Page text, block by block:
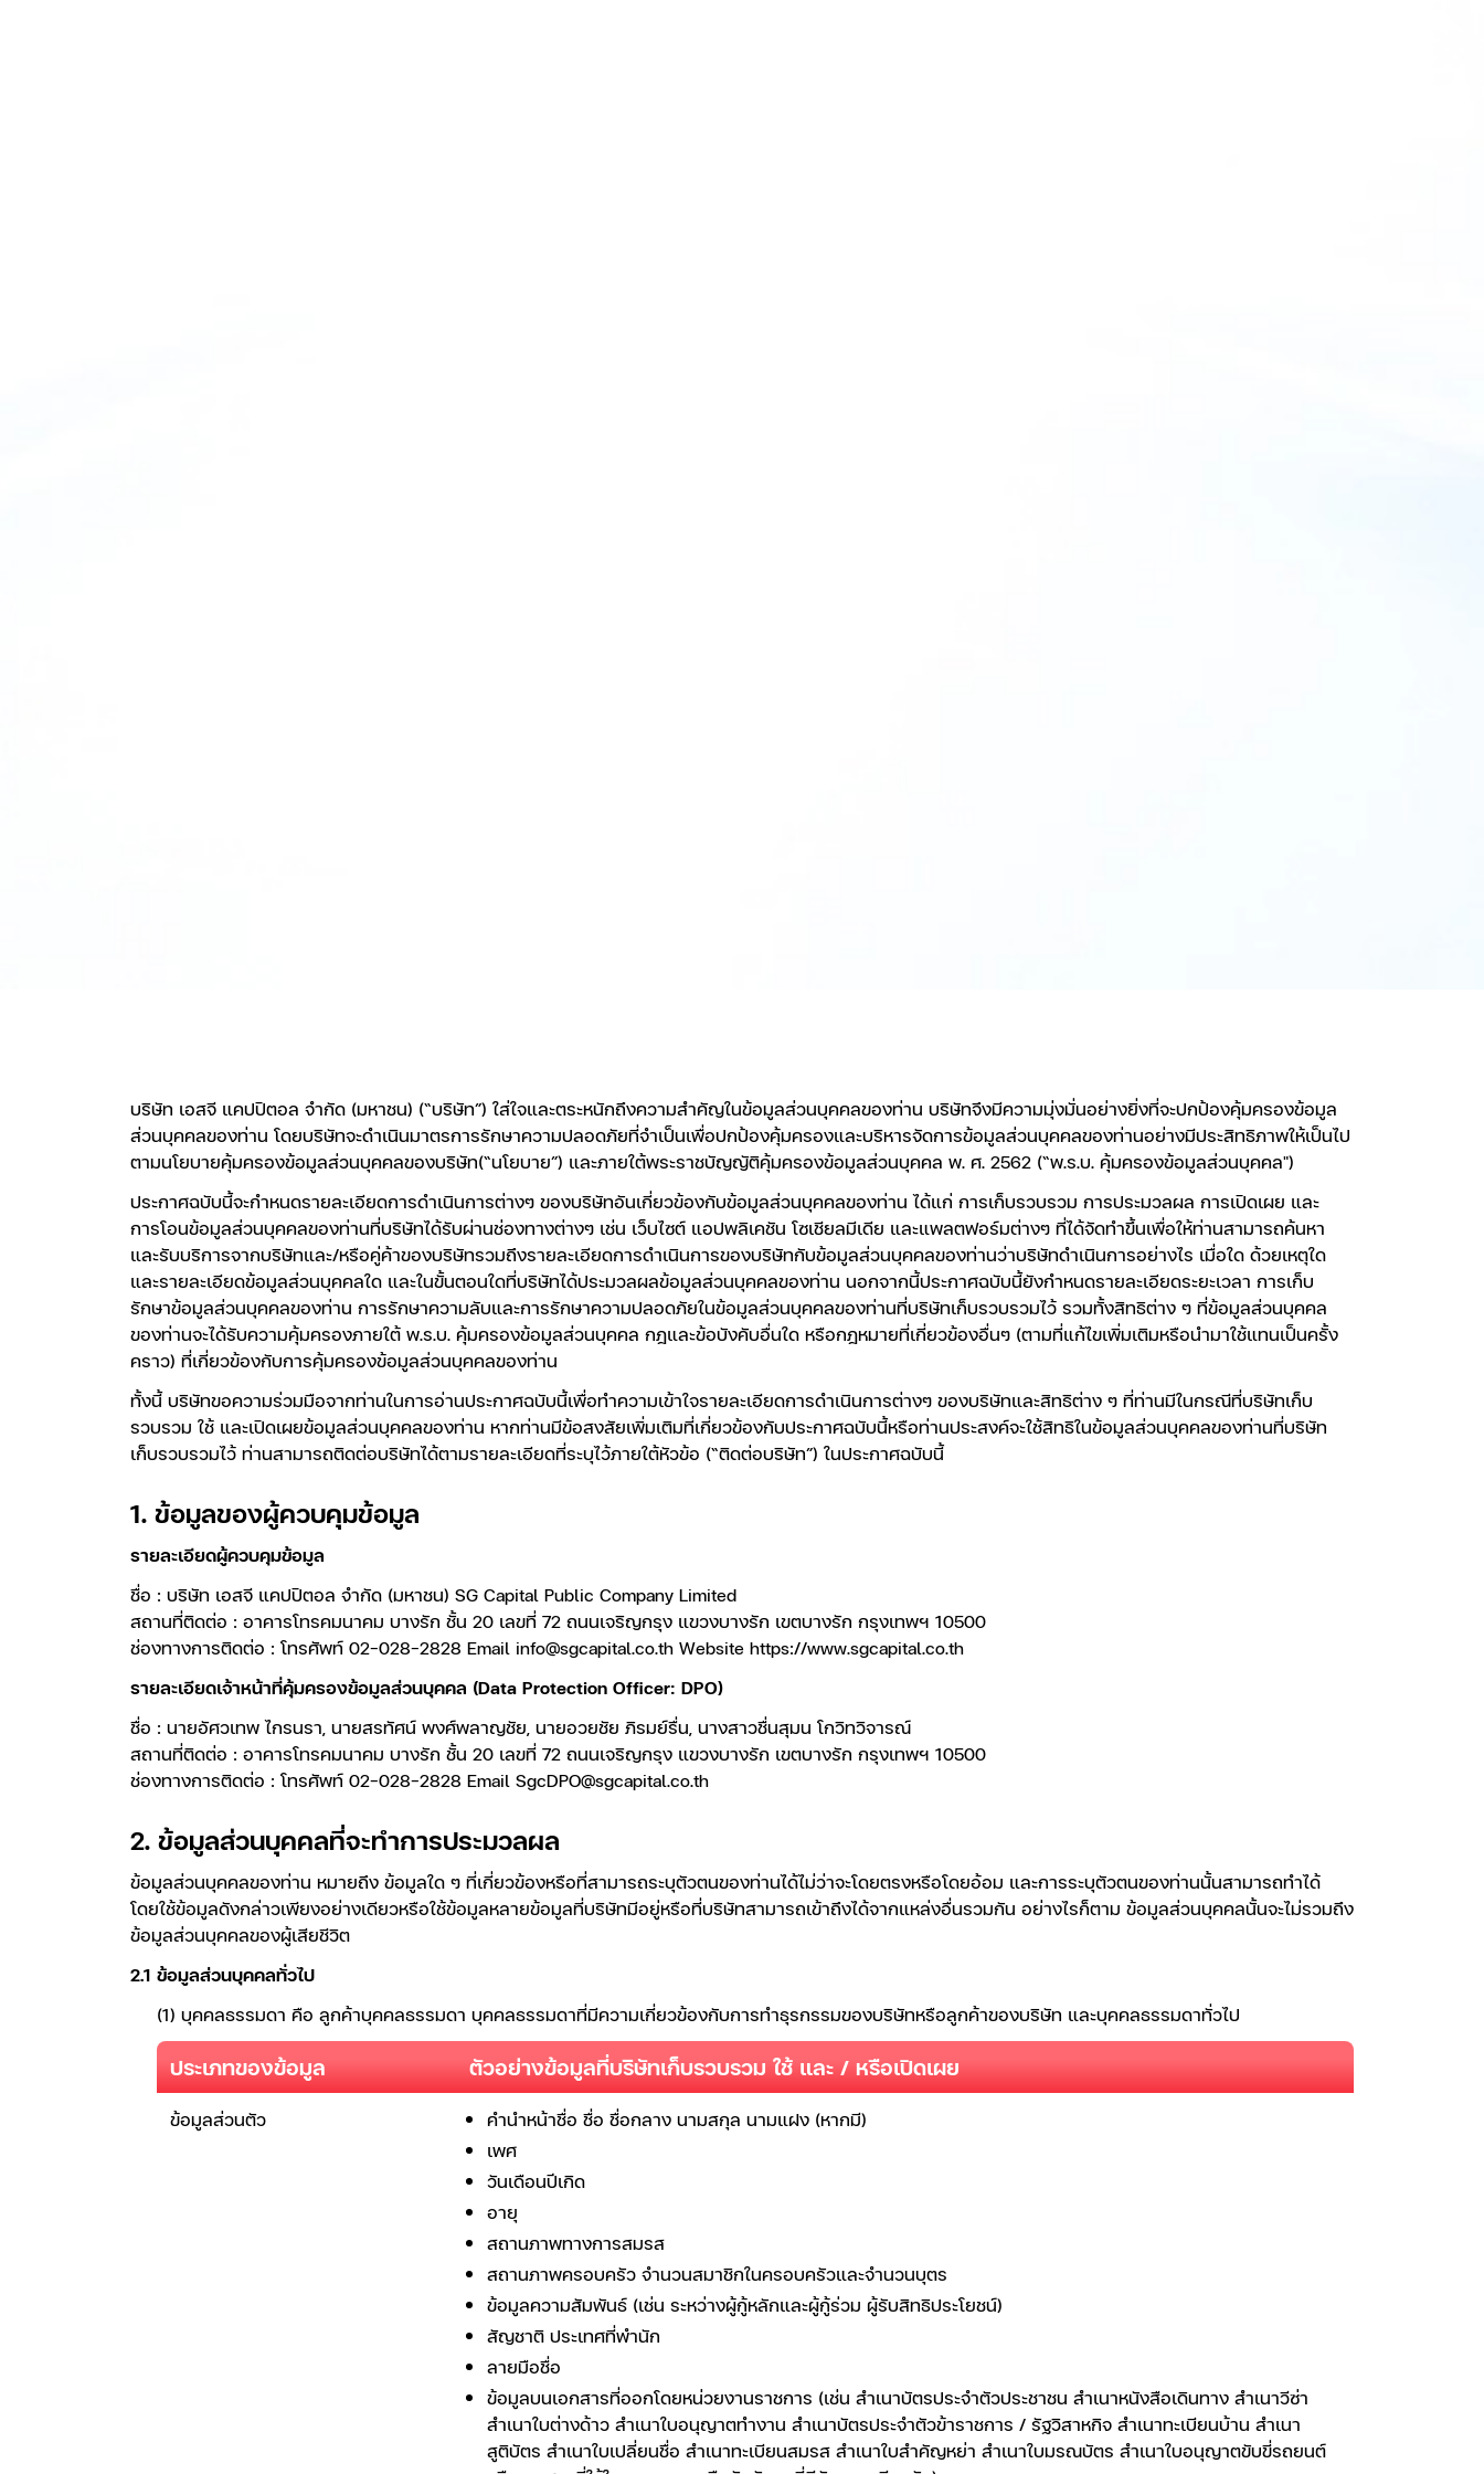
บริษัท เอสจี แคปปิตอล จำกัด (มหาชน) (“บริษัท”) ใส่ใจและตระหนักถึงความสำคัญในข้อมูลส่วนบุคคลของท่าน บริษัทจึงมีความมุ่งมั่นอย่างยิ่งที่จะปกป้องคุ้มครองข้อมูล
ส่วนบุคคลของท่าน โดยบริษัทจะดำเนินมาตรการรักษาความปลอดภัยที่จําเป็นเพื่อปกป้องคุ้มครองและบริหารจัดการข้อมูลส่วนบุคคลของท่านอย่างมีประสิทธิภาพให้เป็นไป
ตามนโยบายคุ้มครองข้อมูลส่วนบุคคลของบริษัท(“นโยบาย”) และภายใต้พระราชบัญญัติคุ้มครองข้อมูลส่วนบุคคล พ. ศ. 2562 (“พ.ร.บ. คุ้มครองข้อมูลส่วนบุคคล")
ประกาศฉบับนี้จะกำหนดรายละเอียดการดำเนินการต่างๆ ของบริษัทอันเกี่ยวข้องกับข้อมูลส่วนบุคคลของท่าน ได้แก่ การเก็บรวบรวม การประมวลผล การเปิดเผย และ
การโอนข้อมูลส่วนบุคคลของท่านที่บริษัทได้รับผ่านช่องทางต่างๆ เช่น เว็บไซต์ แอปพลิเคชัน โซเชียลมีเดีย และแพลตฟอร์มต่างๆ ที่ได้จัดทำขึ้นเพื่อให้ท่านสามารถค้นหา
และรับบริการจากบริษัทและ/หรือคู่ค้าของบริษัทรวมถึงรายละเอียดการดำเนินการของบริษัทกับข้อมูลส่วนบุคคลของท่านว่าบริษัทดำเนินการอย่างไร เมื่อใด ด้วยเหตุใด
และรายละเอียดข้อมูลส่วนบุคคลใด และในขั้นตอนใดที่บริษัทได้ประมวลผลข้อมูลส่วนบุคคลของท่าน นอกจากนี้ประกาศฉบับนี้ยังกำหนดรายละเอียดระยะเวลา การเก็บ
รักษาข้อมูลส่วนบุคคลของท่าน การรักษาความลับและการรักษาความปลอดภัยในข้อมูลส่วนบุคคลของท่านที่บริษัทเก็บรวบรวมไว้ รวมทั้งสิทธิต่าง ๆ ที่ข้อมูลส่วนบุคคล
ของท่านจะได้รับความคุ้มครองภายใต้ พ.ร.บ. คุ้มครองข้อมูลส่วนบุคคล กฎและข้อบังคับอื่นใด หรือกฎหมายที่เกี่ยวข้องอื่นๆ (ตามที่แก้ไขเพิ่มเติมหรือนำมาใช้แทนเป็นครั้ง
คราว) ที่เกี่ยวข้องกับการคุ้มครองข้อมูลส่วนบุคคลของท่าน
ทั้งนี้ บริษัทขอความร่วมมือจากท่านในการอ่านประกาศฉบับนี้เพื่อทำความเข้าใจรายละเอียดการดำเนินการต่างๆ ของบริษัทและสิทธิต่าง ๆ ที่ท่านมีในกรณีที่บริษัทเก็บ
รวบรวม ใช้ และเปิดเผยข้อมูลส่วนบุคคลของท่าน หากท่านมีข้อสงสัยเพิ่มเติมที่เกี่ยวข้องกับประกาศฉบับนี้หรือท่านประสงค์จะใช้สิทธิในข้อมูลส่วนบุคคลของท่านที่บริษัท
เก็บรวบรวมไว้ ท่านสามารถติดต่อบริษัทได้ตามรายละเอียดที่ระบุไว้ภายใต้หัวข้อ (“ติดต่อบริษัท”) ในประกาศฉบับนี้
1. ข้อมูลของผู้ควบคุมข้อมูล
รายละเอียดผู้ควบคุมข้อมูล
ชื่อ : บริษัท เอสจี แคปปิตอล จำกัด (มหาชน) SG Capital Public Company Limited
สถานที่ติดต่อ : อาคารโทรคมนาคม บางรัก ชั้น 20 เลขที่ 72 ถนนเจริญกรุง แขวงบางรัก เขตบางรัก กรุงเทพฯ 10500
ช่องทางการติดต่อ : โทรศัพท์ 02-028-2828 Email info@sgcapital.co.th Website https://www.sgcapital.co.th
รายละเอียดเจ้าหน้าที่คุ้มครองข้อมูลส่วนบุคคล (Data Protection Officer: DPO)
ชื่อ : นายอัศวเทพ ไกรนรา, นายสรทัศน์ พงศ์พลาญชัย, นายอวยชัย ภิรมย์รื่น, นางสาวชื่นสุมน โกวิทวิจารณ์
สถานที่ติดต่อ : อาคารโทรคมนาคม บางรัก ชั้น 20 เลขที่ 72 ถนนเจริญกรุง แขวงบางรัก เขตบางรัก กรุงเทพฯ 10500
ช่องทางการติดต่อ : โทรศัพท์ 02-028-2828 Email SgcDPO@sgcapital.co.th
2. ข้อมูลส่วนบุคคลที่จะทำการประมวลผล
ข้อมูลส่วนบุคคลของท่าน หมายถึง ข้อมูลใด ๆ ที่เกี่ยวข้องหรือที่สามารถระบุตัวตนของท่านได้ไม่ว่าจะโดยตรงหรือโดยอ้อม และการระบุตัวตนของท่านนั้นสามารถทำได้
โดยใช้ข้อมูลดังกล่าวเพียงอย่างเดียวหรือใช้ข้อมูลหลายข้อมูลที่บริษัทมีอยู่หรือที่บริษัทสามารถเข้าถึงได้จากแหล่งอื่นรวมกัน อย่างไรก็ตาม ข้อมูลส่วนบุคคลนั้นจะไม่รวมถึง
ข้อมูลส่วนบุคคลของผู้เสียชีวิต
2.1 ข้อมูลส่วนบุคคลทั่วไป
(1) บุคคลธรรมดา คือ ลูกค้าบุคคลธรรมดา บุคคลธรรมดาที่มีความเกี่ยวข้องกับการทำธุรกรรมของบริษัทหรือลูกค้าของบริษัท และบุคคลธรรมดาทั่วไป
ประเภทของข้อมูล ตัวอย่างข้อมูลที่บริษัทเก็บรวบรวม ใช้ และ / หรือเปิดเผย
ข้อมูลส่วนตัว
คำนำหน้าชื่อ ชื่อ ชื่อกลาง นามสกุล นามแฝง (หากมี)
เพศ
วันเดือนปีเกิด
อายุ
สถานภาพทางการสมรส
สถานภาพครอบครัว จำนวนสมาชิกในครอบครัวและจำนวนบุตร
ข้อมูลความสัมพันธ์ (เช่น ระหว่างผู้กู้หลักและผู้กู้ร่วม ผู้รับสิทธิประโยชน์)
สัญชาติ ประเทศที่พำนัก
ลายมือชื่อ
ข้อมูลบนเอกสารที่ออกโดยหน่วยงานราชการ (เช่น สำเนาบัตรประจำตัวประชาชน สำเนาหนังสือเดินทาง สำเนาวีซ่า
สำเนาใบต่างด้าว สำเนาใบอนุญาตทำงาน สำเนาบัตรประจำตัวข้าราชการ / รัฐวิสาหกิจ สำเนาทะเบียนบ้าน สำเนา
สูติบัตร สำเนาใบเปลี่ยนชื่อ สำเนาทะเบียนสมรส สำเนาใบสำคัญหย่า สำเนาใบมรณบัตร สำเนาใบอนุญาตขับขี่รถยนต์